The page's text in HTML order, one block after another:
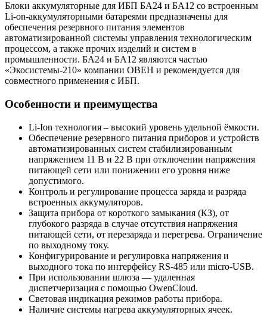
Блоки аккумуляторные для ИБП БА24 и БА12 со встроенным
Li-on-аккумуляторными батареями предназначены для
обеспечения резервного питания элементов
автоматизированной системы управления технологическим
процессом, а также прочих изделий и систем в
промышленности. БА24 и БА12 являются частью
«Экосистемы-210» компании ОВЕН и рекомендуется для
совместного применения с ИБП.
Особенности и преимущества
Li-Ion технология – высокий уровень удельной ёмкости.
Обеспечение резервного питания приборов и устройств
автоматизированных систем стабилизированным
напряжением 11 В и 22 В при отключении напряжения
питающей сети или понижении его уровня ниже
допустимого.
Контроль и регулирование процесса заряда и разряда
встроенных аккумуляторов.
Защита прибора от короткого замыкания (КЗ), от
глубокого разряда в случае отсутствия напряжения
питающей сети, от перезаряда и перегрева. Ограничение
по выходному току.
Конфигурирование и регулировка напряжения и
выходного тока по интерфейсу RS-485 или micro-USB.
При использовании шлюза — удаленная
диспетчеризация с помощью OwenCloud.
Световая индикация режимов работы прибора.
Наличие системы нагрева аккумуляторных ячеек.